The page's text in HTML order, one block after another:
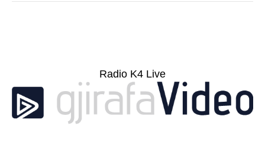
Radio K4 Live